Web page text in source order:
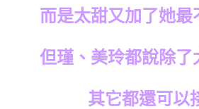
而是太甜又加了她最
但瑾、美玲都說除了
其它都還可以